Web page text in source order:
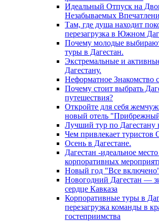
Идеальный Отпуск на
Незабываемых
Там, где душа находит
перезагрузка в Южном
Почему молодые
туры в Дагестан.
Экстремальные и
Дагестану.
Неформатное Знакомство
Почему стоит выбрать
путешествия?
Откройте для себя
новый отель
Лучший тур по Дагестану
Чем привлекает туристов
Осень в Дагестане.
Дагестан -идеальное
корпоративных
Новый год "Все
Новогодний Дагестан —
сердце Кавказа
Корпоративные туры в
перезагрузка команды в
гостеприимства